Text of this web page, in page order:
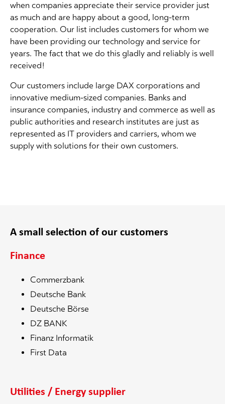
when companies appreciate their service provider just
as much and are happy about a good, long-term
cooperation. Our list includes customers for whom we
have been providing our technology and service for
years. The fact that we do this gladly and reliably is well
received!
Our customers include large DAX corporations and
innovative medium-sized companies. Banks and
insurance companies, industry and commerce as well as
public authorities and research institutes are just as
represented as IT providers and carriers, whom we
supply with solutions for their own customers.
A small selection of our customers
Finance
Commerzbank
Deutsche Bank
Deutsche Börse
DZ BANK
Finanz Informatik
First Data
Utilities / Energy supplier